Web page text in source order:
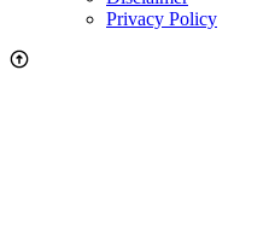
Privacy Policy